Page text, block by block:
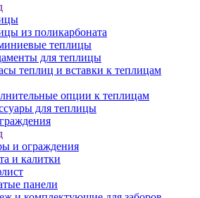
из поликарбоната
теплицы
для теплицы
теплиц и вставки к теплицам
опции к теплицам
для теплицы
и ограждения
и калитки
панели